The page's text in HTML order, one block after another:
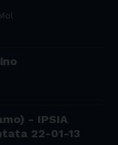
- IPSIA
22-01-13